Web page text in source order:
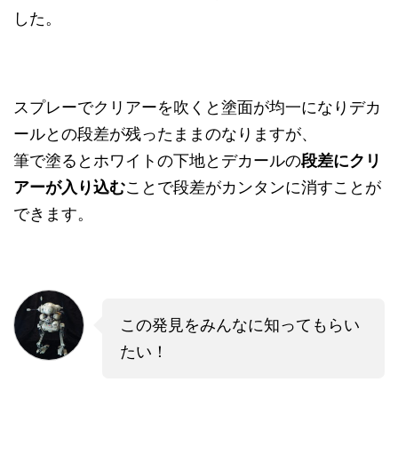
した。
スプレーでクリアーを吹くと塗面が均一になりデカ
ールとの段差が残ったままのなりますが、
筆で塗るとホワイトの下地とデカールの段差にクリ
アーが入り込むことで段差がカンタンに消すことが
できます。
この発見をみんなに知ってもらい
たい！